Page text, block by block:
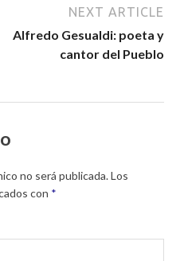
NEXT ARTICLE
Alfredo Gesualdi: poeta y
cantor del Pueblo
no será publicada.Los
con *